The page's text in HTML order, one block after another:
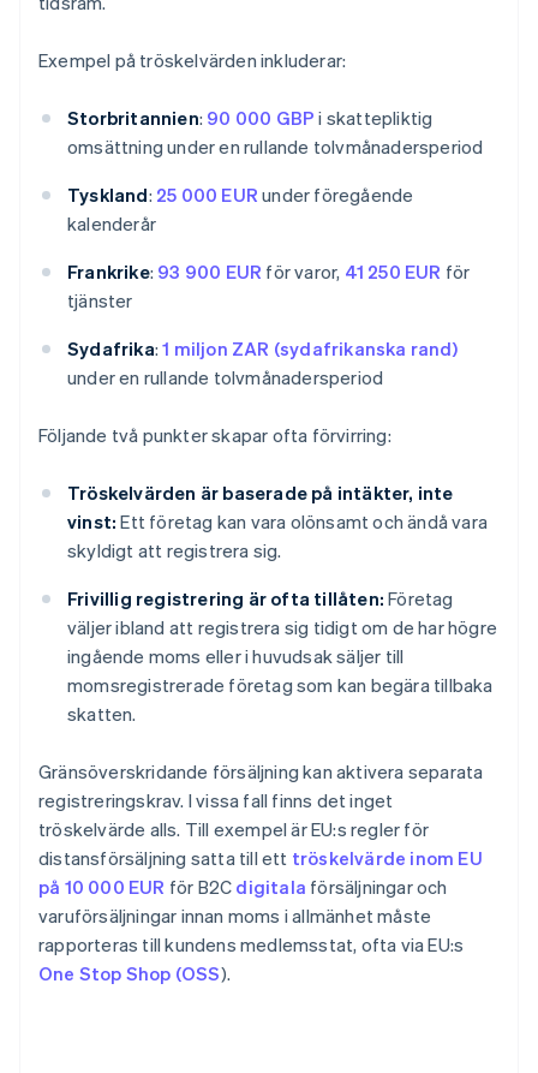
Exempel på tröskelvärden inkluderar:
Storbritannien: 90 000 GBP i skattepliktig
omsättning under en rullande tolvmånadersperiod
Tyskland: 25 000 EUR under föregående
kalenderår
Frankrike: 93 900 EUR för varor, 41 250 EUR för
tjänster
Sydafrika:1 miljon ZAR (sydafrikanska rand)
under en rullande tolvmånadersperiod
Följande två punkter skapar ofta förvirring:
Tröskelvärden är baserade på intäkter, inte
vinst: Ett företag kan vara olönsamt och ändå vara
skyldigt att registrera sig.
Frivillig registrering är ofta tillåten: Företag
väljer ibland att registrera sig tidigt om de har högre
ingående moms eller i huvudsak säljer till
momsregistrerade företag som kan begära tillbaka
skatten.
Gränsöverskridande försäljning kan aktivera separata
registreringskrav. I vissa fall finns det inget
tröskelvärde alls. Till exempel är EU:s regler för
distansförsäljning satta till ett tröskelvärde inom EU
på 10 000 EUR för B2C digitala försäljningar och
varuförsäljningar innan moms i allmänhet måste
rapporteras till kundens medlemsstat, ofta via EU:s
One Stop Shop (OSS).